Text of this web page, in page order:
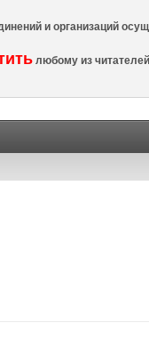
и организаций
любому из